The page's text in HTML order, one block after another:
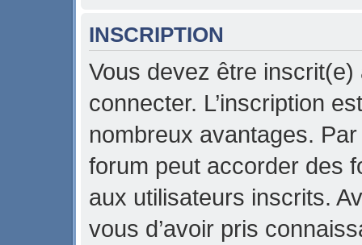
INSCRIPTION
Vous devez être
connecter. L’inscription
nombreux avantages.
forum peut accorder des
aux utilisateurs inscrits.
vous d’avoir pris